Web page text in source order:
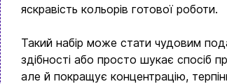
яскравість кольорів готової роботи.
Такий набір може стати чудовим
здібності або просто шукає спосіб
але й покращує концентрацію,